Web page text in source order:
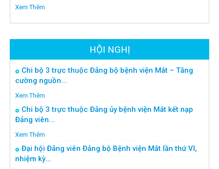
Xem Thêm
HỘI NGHỊ
Chi bộ 3 trực thuộc Đảng bộ bệnh viện Mắt – Tăng
cường nguồn...
Xem Thêm
Chi bộ 3 trực thuộc Đảng ủy bệnh viện Mắt kết nạp
Đảng viên...
Xem Thêm
Đại hội Đảng viên Đảng bộ Bệnh viện Mắt lần thứ VI,
nhiệm kỳ...